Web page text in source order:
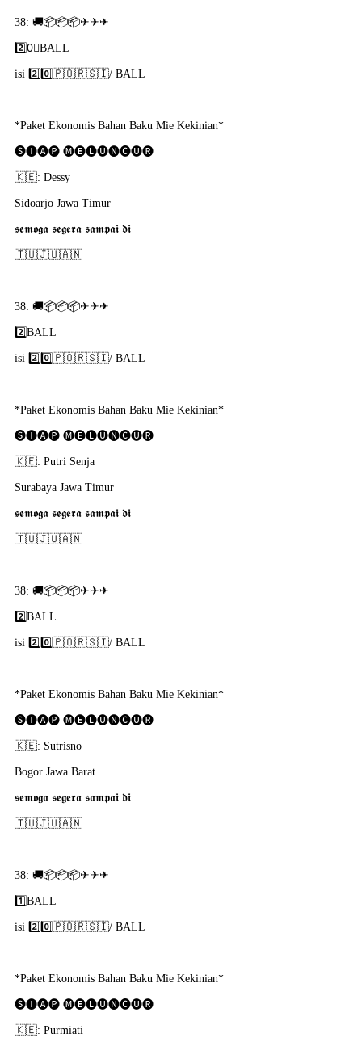
38: 🚚📦📦📦✈✈✈
2️⃣0⃣BALL
isi 2️⃣0️⃣🇵​🇴​🇷​🇸​🇮​/ BALL
*Paket Ekonomis Bahan Baku Mie Kekinian*
🅢🅘🅐🅟 🅜🅔🅛🅤🅝🅒🅤🅡
🇰​🇪: Dessy
Sidoarjo Jawa Timur
𝖘𝖊𝖒𝖔𝖌𝖆 𝖘𝖊𝖌𝖊𝖗𝖆 𝖘𝖆𝖒𝖕𝖆𝖎 𝖉𝖎
🇹​🇺​🇯​🇺​🇦​🇳​
38: 🚚📦📦📦✈✈✈
2️⃣BALL
isi 2️⃣0️⃣🇵​🇴​🇷​🇸​🇮​/ BALL
*Paket Ekonomis Bahan Baku Mie Kekinian*
🅢🅘🅐🅟 🅜🅔🅛🅤🅝🅒🅤🅡
🇰​🇪: Putri Senja
Surabaya Jawa Timur
𝖘𝖊𝖒𝖔𝖌𝖆 𝖘𝖊𝖌𝖊𝖗𝖆 𝖘𝖆𝖒𝖕𝖆𝖎 𝖉𝖎
🇹​🇺​🇯​🇺​🇦​🇳​
38: 🚚📦📦📦✈✈✈
2️⃣BALL
isi 2️⃣0️⃣🇵​🇴​🇷​🇸​🇮​/ BALL
*Paket Ekonomis Bahan Baku Mie Kekinian*
🅢🅘🅐🅟 🅜🅔🅛🅤🅝🅒🅤🅡
🇰​🇪: Sutrisno
Bogor Jawa Barat
𝖘𝖊𝖒𝖔𝖌𝖆 𝖘𝖊𝖌𝖊𝖗𝖆 𝖘𝖆𝖒𝖕𝖆𝖎 𝖉𝖎
🇹​🇺​🇯​🇺​🇦​🇳​
38: 🚚📦📦📦✈✈✈
1️⃣BALL
isi 2️⃣0️⃣🇵​🇴​🇷​🇸​🇮​/ BALL
*Paket Ekonomis Bahan Baku Mie Kekinian*
🅢🅘🅐🅟 🅜🅔🅛🅤🅝🅒🅤🅡
🇰​🇪: Purmiati